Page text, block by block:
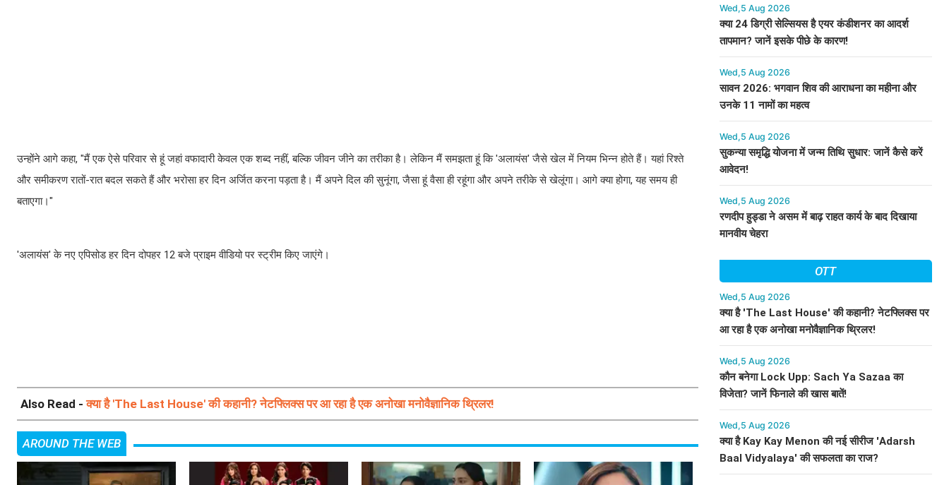
उन्होंने आगे कहा, "मैं एक ऐसे परिवार से हूं जहां वफादारी केवल एक शब्द नहीं, बल्कि जीवन जीने का तरीका है। लेकिन मैं समझता हूं कि 'अलायंस' जैसे खेल में नियम भिन्न होते हैं। यहां रिश्ते
और समीकरण रातों-रात बदल सकते हैं और भरोसा हर दिन अर्जित करना पड़ता है। मैं अपने दिल की सुनूंगा, जैसा हूं वैसा ही रहूंगा और अपने तरीके से खेलूंगा। आगे क्या होगा, यह समय ही
बताएगा।"
'अलायंस' के नए एपिसोड हर दिन दोपहर 12 बजे प्राइम वीडियो पर स्ट्रीम किए जाएंगे।
Also Read -क्या है 'The Last House' की कहानी? नेटफ्लिक्स पर आ रहा है एक अनोखा मनोवैज्ञानिक थ्रिलर!
AROUND THE WEB
Wed,5 Aug 2026
क्या 24 डिग्री सेल्सियस है एयर कंडीशनर का आदर्श
तापमान? जानें इसके पीछे के कारण!
Wed,5 Aug 2026
सावन 2026: भगवान शिव की आराधना का महीना और
उनके 11 नामों का महत्व
Wed,5 Aug 2026
सुकन्या समृद्धि योजना में जन्म तिथि सुधार: जानें कैसे करें
आवेदन!
Wed,5 Aug 2026
रणदीप हुड्डा ने असम में बाढ़ राहत कार्य के बाद दिखाया
मानवीय चेहरा
OTT
Wed,5 Aug 2026
क्या है 'The Last House' की कहानी? नेटफ्लिक्स पर
आ रहा है एक अनोखा मनोवैज्ञानिक थ्रिलर!
Wed,5 Aug 2026
कौन बनेगा Lock Upp: Sach Ya Sazaa का
विजेता? जानें फिनाले की खास बातें!
Wed,5 Aug 2026
क्या है Kay Kay Menon की नई सीरीज 'Adarsh
Baal Vidyalaya' की सफलता का राज?